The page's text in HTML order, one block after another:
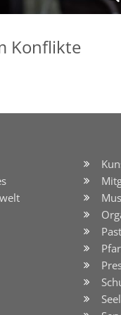
Konflikte